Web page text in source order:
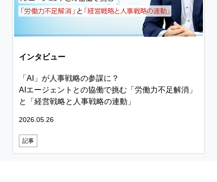
インタビュー
「AI」が人事戦略の参謀に？
AIエージェントとの協働で挑む「労働力不足解消」
と「経営戦略と人事戦略の連動」
2026.05.26
記事